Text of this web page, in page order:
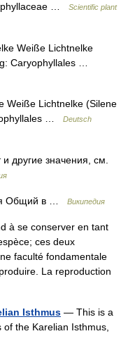
…
Scientific plant
Weiße Lichtnelke
Caryophyllales …
Weiße Lichtnelke (Silene
…
Deutsch
другие значения, см.
Общий в … Википедия
à se conserver en tant
ces deux
faculté fondamentale
La reproduction
Isthmus — This is a
the Karelian Isthmus,